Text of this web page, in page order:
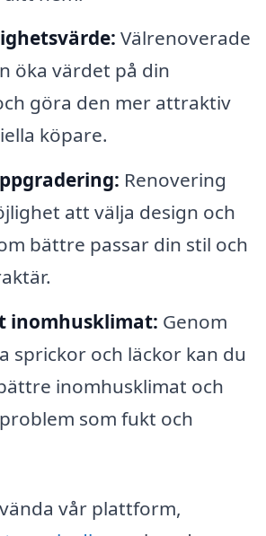
Välrenoverade
öka värdet på din
göra den mer attraktiv
köpare.
Renovering
att välja design och
bättre passar din stil och
inomhusklimat: Genom
sprickor och läckor kan du
inomhusklimat och
som fukt och
vår plattform,